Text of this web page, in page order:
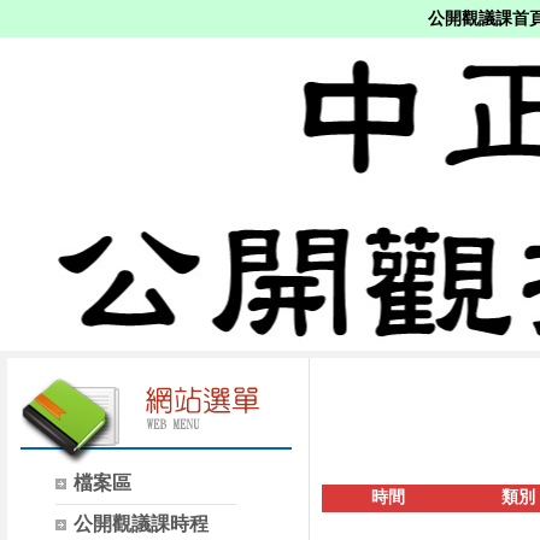
公開觀議課首
檔案區
公開觀議課時程
時間 類別